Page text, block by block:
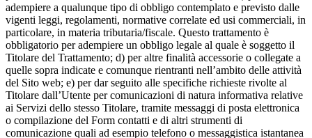
adempiere a qualunque tipo di obbligo contemplato e previsto dalle
vigenti leggi, regolamenti, normative correlate ed usi commerciali, in
particolare, in materia tributaria/fiscale. Questo trattamento è
obbligatorio per adempiere un obbligo legale al quale è soggetto il
Titolare del Trattamento; d) per altre finalità accessorie o collegate a
quelle sopra indicate e comunque rientranti nell’ambito delle attività
del Sito web; e) per dar seguito alle specifiche richieste rivolte al
Titolare dall’Utente per comunicazioni di natura informativa relative
ai Servizi dello stesso Titolare, tramite messaggi di posta elettronica
o compilazione del Form contatti e di altri strumenti di
comunicazione quali ad esempio telefono o messaggistica istantanea